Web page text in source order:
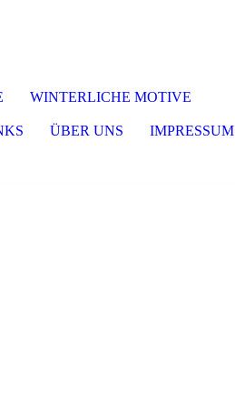
WINTERLICHE MOTIVE
ÜBER UNS IMPRESSUM